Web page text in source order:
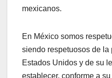
mexicanos.
En México somos
siendo respetuosos de la
Estados Unidos y de su
establecer, conforme a